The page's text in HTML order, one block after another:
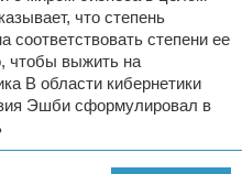
что степень
соответствовать степени ее
чтобы выжить на
В области кибернетики
Эшби сформулировал в